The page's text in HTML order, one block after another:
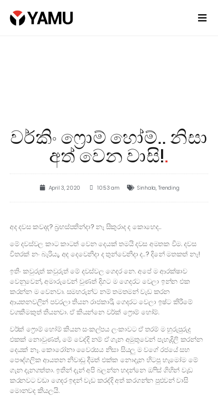
වර්කිං ෆ්‍රොම් හෝම්.. නිසා
අත් වෙන වාසි!.
April 3, 2020 10:53 am Sinhala,Trending
අද දවස කවදද? බ්‍රහස්පතින්දා? නෑ සිකුරාද ද කොහෙද..
මේ දවස්වල කාට කාටත් වෙන දෙයක් තමයි දවස අමතක වීම. දවස
විතරක් නං බැරියැ, අද දෙවෙනිදා ද තුන්වෙනිදා ද..? දිනේ මතකත් නෑ!
ඉතිං කවුරුත් කවුරුත් මේ දවස්වල ගෙදර නෙ. අපේ ම ආරක්ෂාව
වෙනුවෙන්, අමාරුවෙන් වුණත් දිගට ම ගෙදරට වෙලා ඉන්න එක
කරන්න ම වෙනවා. සමහරුන්ට නම් තමතමන් වැඩ කරන
ආයතනවලින් පවරලා තියන රාජකාරි, ගෙදරට වෙලා ඉෂ්ට කිරීමේ
වගකීමකුත් තියනවා. ඒ කියන්නෙ වර්ක් ෆ්‍රොම් හෝම්.
වර්ක් ෆ්‍රොම් හෝම් කියන සංකල්පය ලංකාවට ඒ තරම් ම හුරුපුරුදු
එකක් නොවුණත්, මේ වෙද්දි නම් ඒ ගැන අමුතුවෙන් පැහැදිලි කරන්න
දෙයක් නෑ. කොරෝනා වෛරසය නිසා සියලු ම වගේ රජයේ සහ
පෞද්ගලික ආයතන නිවාඩු දීමත් එක්ක නොදැන හිටපු හැමෝම මේ
ගැන දැනගත්තා. ඉතින් දැන් අපි බලන්න හදන්නෙ ඔෆිස් ගිහින් වැඩ
කරනවට වඩා ගෙදර ඉඳන් වැඩ කරද්දි අත් කරගන්න පුළුවන් වාසි
මොනවද කියලයි.